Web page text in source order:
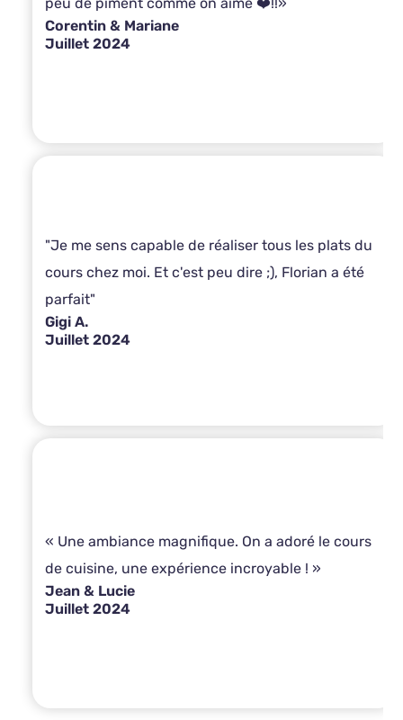
Corentin & Mariane
Juillet 2024
"Je me sens capable de réaliser tous les plats du
cours chez moi. Et c'est peu dire ;), Florian a été
parfait"
Gigi A.
Juillet 2024
« Une ambiance magnifique. On a adoré le cours
de cuisine, une expérience incroyable ! »
Jean & Lucie
Juillet 2024